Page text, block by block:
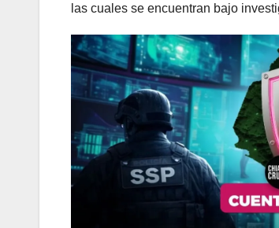
las cuales se encuentran bajo